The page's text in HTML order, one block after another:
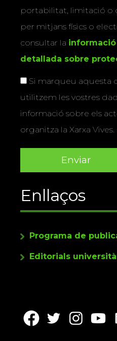
portabilitat, limitació o
per mitjans físics o
consultar la
detallada sobre
Si marqueu aquesta
utilitzem les vostres
informació sobre els
organitza la Xarxa Vives.
Enllaços
Programa de
Editorials